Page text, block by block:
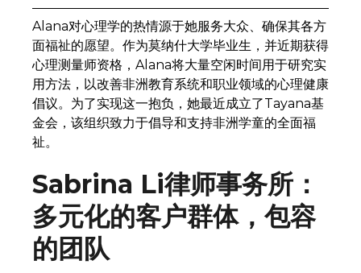
Alana对心理学的热情源于她服务大众、确保其各方
面福祉的愿望。作为莫纳什大学毕业生，并近期获得
心理测量师资格，Alana将大量空闲时间用于研究实
用方法，以改善非洲教育系统和职业领域的心理健康
倡议。为了实现这一抱负，她最近成立了Tayana基
金会，该组织致力于倡导和支持非洲学童的全面福
祉。
Sabrina Li律师事务所：
多元化的客户群体，包容
的团队